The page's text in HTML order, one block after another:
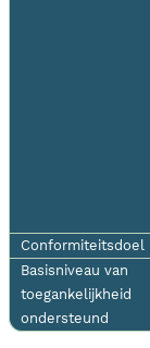
Conformiteitsdoel
Basisniveau van
toegankelijkheid
ondersteund